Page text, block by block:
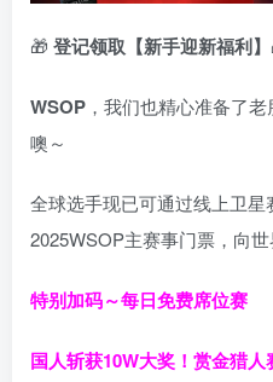
🎁 登记领取【新手迎新福利】
WSOP ，我们也精心准备了
噢～
全球选手现已可通过线上卫星
2025WSOP主赛事门票，向
特别加码～每日免费席位赛
国人斩获10W大奖！ 赏金猎人